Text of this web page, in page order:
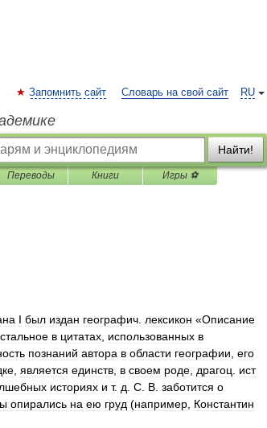
RU
Запомнить сайт Словарь на свой сайт
Найти!
Переводы Книги Игры ⚽
I был издан географич лексикон «Описание
в цитатах использованных в
познаний автора в области географии его
является единств в своем роде драгоц
ист
историях и т. д С В заботится о
опирались на ею груд (например Константин